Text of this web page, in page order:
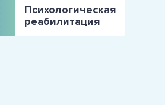
Психологическая
реабилитация